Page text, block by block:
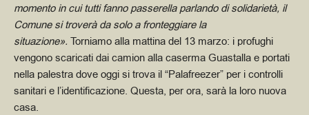
momento in cui tutti fanno passerella parlando di solidarietà, il
Comune si troverà da solo a fronteggiare la
situazione». Torniamo alla mattina del 13 marzo: i profughi
vengono scaricati dai camion alla caserma Guastalla e portati
nella palestra dove oggi si trova il “Palafreezer” per i controlli
sanitari e l’identificazione. Questa, per ora, sarà la loro nuova
casa.